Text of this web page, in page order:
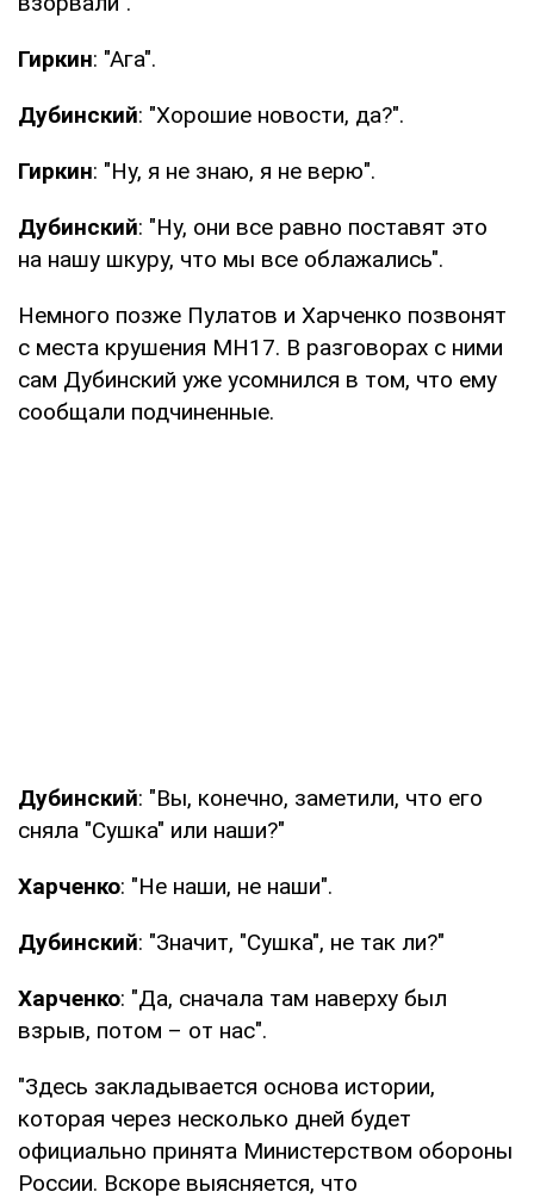
Гиркин: "Ага".
Дубинский: "Хорошие новости, да?".
Гиркин: "Ну, я не знаю, я не верю".
Дубинский: "Ну, они все равно поставят это
на нашу шкуру, что мы все облажались".
Немного позже Пулатов и Харченко позвонят
с места крушения MH17. В разговорах с ними
сам Дубинский уже усомнился в том, что ему
сообщали подчиненные.
Дубинский: "Вы, конечно, заметили, что его
сняла "Сушка" или наши?"
Харченко: "Не наши, не наши".
Дубинский: "Значит, "Сушка", не так ли?"
Харченко: "Да, сначала там наверху был
взрыв, потом – от нас".
"Здесь закладывается основа истории,
которая через несколько дней будет
официально принята Министерством обороны
России. Вскоре выясняется, что